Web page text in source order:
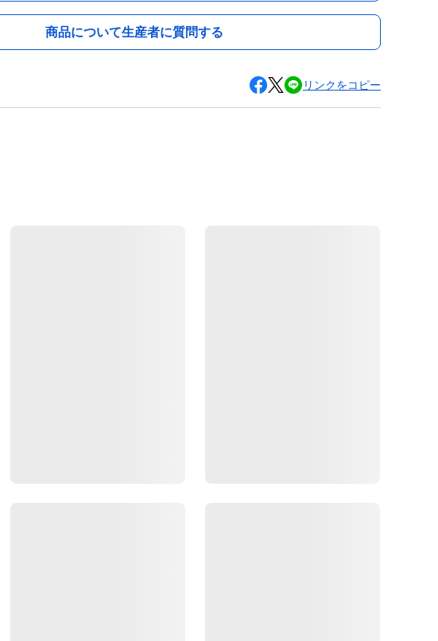
商品について生産者に質問する
リンクをコピー